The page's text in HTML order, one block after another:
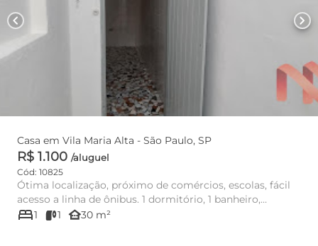
chevron_left chevron_right
Casa em Vila Maria Alta - São Paulo, SP
R$ 1.100 /aluguel
Cód: 10825
Ótima localização, próximo de comércios, escolas, fácil
acesso a linha de ônibus. 1 dormitório, 1 banheiro,
cozinha...
bed1 1 other_houses30 m²